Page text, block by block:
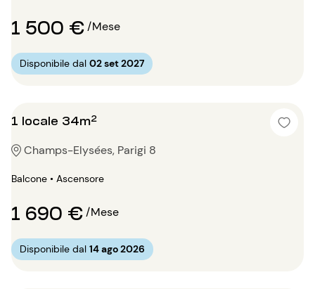
1 500 €/Mese
Disponibile dal 02 set 2027
1 locale 34m²
Champs-Elysées, Parigi 8
Balcone • Ascensore
1 690 €/Mese
Disponibile dal 14 ago 2026